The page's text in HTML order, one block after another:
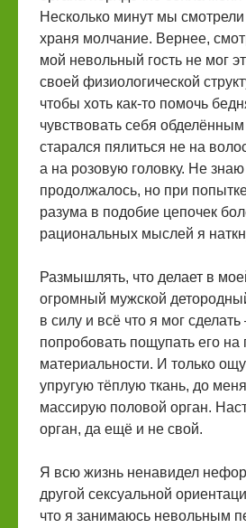
Несколько минут мы смотрели
храня молчание. Вернее,
мой невольный гость не мог
своей физиологической
чтобы хоть как-то помочь
чувствовать себя
старался пялиться не на
а на розовую головку. Не
продолжалось, но при
разума в подобие цепочек
рациональных мыслей я
Размышлять, что делает в
огромный мужской
в силу и всё что я мог
попробовать пощупать его на
материальности. И только
упругую тёплую ткань, до
массирую половой орган.
орган, да ещё и не свой.
Я всю жизнь ненавидел
другой сексуальной
что я занимаюсь невольным